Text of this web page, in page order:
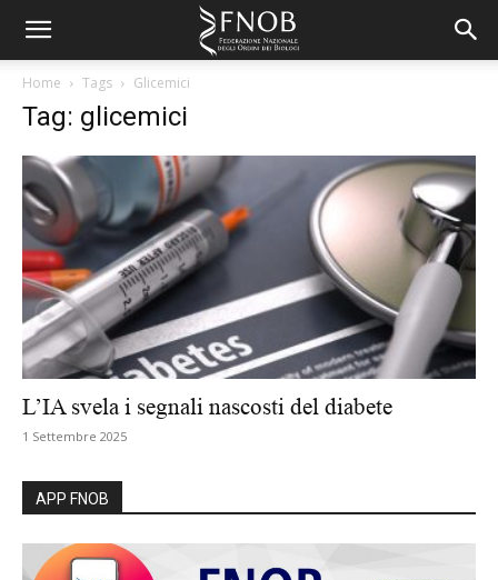
Home Tags Glicemici
Tag: glicemici
L’IA svela i segnali nascosti del diabete
1 Settembre 2025
APP FNOB